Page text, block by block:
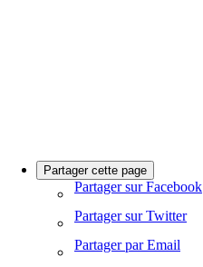
Partager cette page
Partager sur Facebook
Partager sur Twitter
Partager par Email